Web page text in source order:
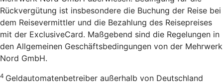
Rückvergütung ist insbesondere die Buchung der Reise bei
dem Reisevermittler und die Bezahlung des Reisepreises
mit der ExclusiveCard. Maßgebend sind die Regelungen in
den Allgemeinen Geschäftsbedingungen von der Mehrwerk
Nord GmbH.
4 Geldautomatenbetreiber außerhalb von Deutschland